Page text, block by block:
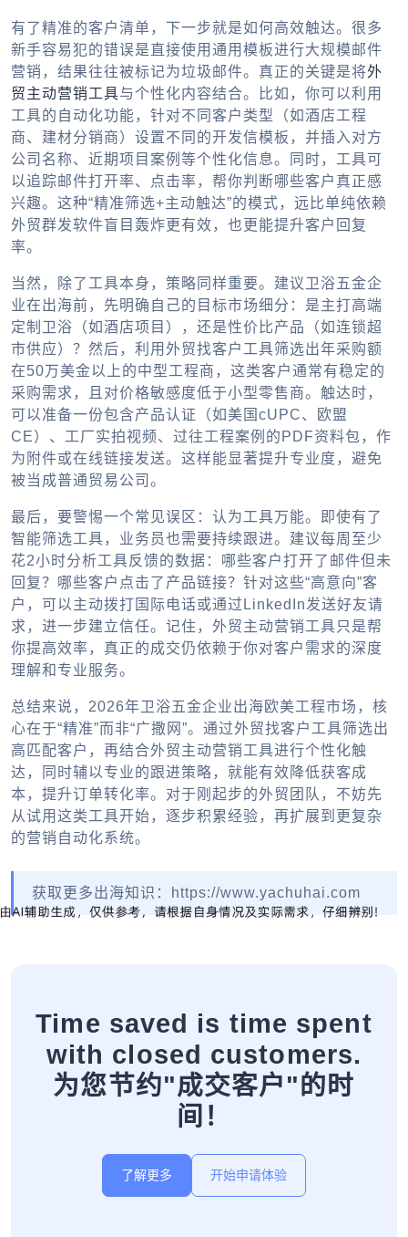
有了精准的客户清单，下一步就是如何高效触达。很多
新手容易犯的错误是直接使用通用模板进行大规模邮件
营销，结果往往被标记为垃圾邮件。真正的关键是将外
贸主动营销工具与个性化内容结合。比如，你可以利用
工具的自动化功能，针对不同客户类型（如酒店工程
商、建材分销商）设置不同的开发信模板，并插入对方
公司名称、近期项目案例等个性化信息。同时，工具可
以追踪邮件打开率、点击率，帮你判断哪些客户真正感
兴趣。这种“精准筛选+主动触达”的模式，远比单纯依赖
外贸群发软件盲目轰炸更有效，也更能提升客户回复
率。
当然，除了工具本身，策略同样重要。建议卫浴五金企
业在出海前，先明确自己的目标市场细分：是主打高端
定制卫浴（如酒店项目），还是性价比产品（如连锁超
市供应）？然后，利用 外贸找客户工具筛选出年采购额
在50万美金以上的中型工程商，这类客户通常有稳定的
采购需求，且对价格敏感度低于小型零售商。触达时，
可以准备一份包含产品认证（如美国cUPC、欧盟
CE）、工厂实拍视频、过往工程案例的PDF资料包，作
为附件或在线链接发送。这样能显著提升专业度，避免
被当成普通贸易公司。
最后，要警惕一个常见误区：认为工具万能。即使有了
智能筛选工具，业务员也需要持续跟进。建议每周至少
花2小时分析工具反馈的数据：哪些客户打开了邮件但未
回复？哪些客户点击了产品链接？针对这些“高意向”客
户，可以主动拨打国际电话或通过LinkedIn发送好友请
求，进一步建立信任。记住， 外贸主动营销工具只是帮
你提高效率，真正的成交仍依赖于你对客户需求的深度
理解和专业服务。
总结来说，2026年卫浴五金企业出海欧美工程市场，核
心在于“精准”而非“广撒网”。通过外贸找客户工具筛选出
高匹配客户，再结合外贸主动营销工具进行个性化触
达，同时辅以专业的跟进策略，就能有效降低获客成
本，提升订单转化率。对于刚起步的外贸团队，不妨先
从试用这类工具开始，逐步积累经验，再扩展到更复杂
的营销自动化系统。
获取更多出海知识：https://www.yachuhai.com
Time saved is time spent
with closed customers.
为您节约"成交客户"的时
间！
了解更多 开始申请体验